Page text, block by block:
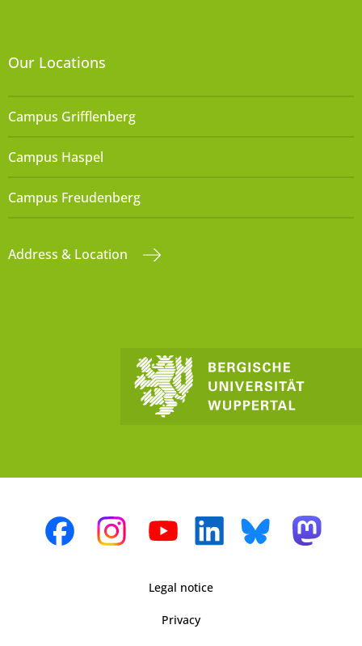
Our Locations
Campus Grifflenberg
Campus Haspel
Campus Freudenberg
Address & Location
Legal notice
Privacy